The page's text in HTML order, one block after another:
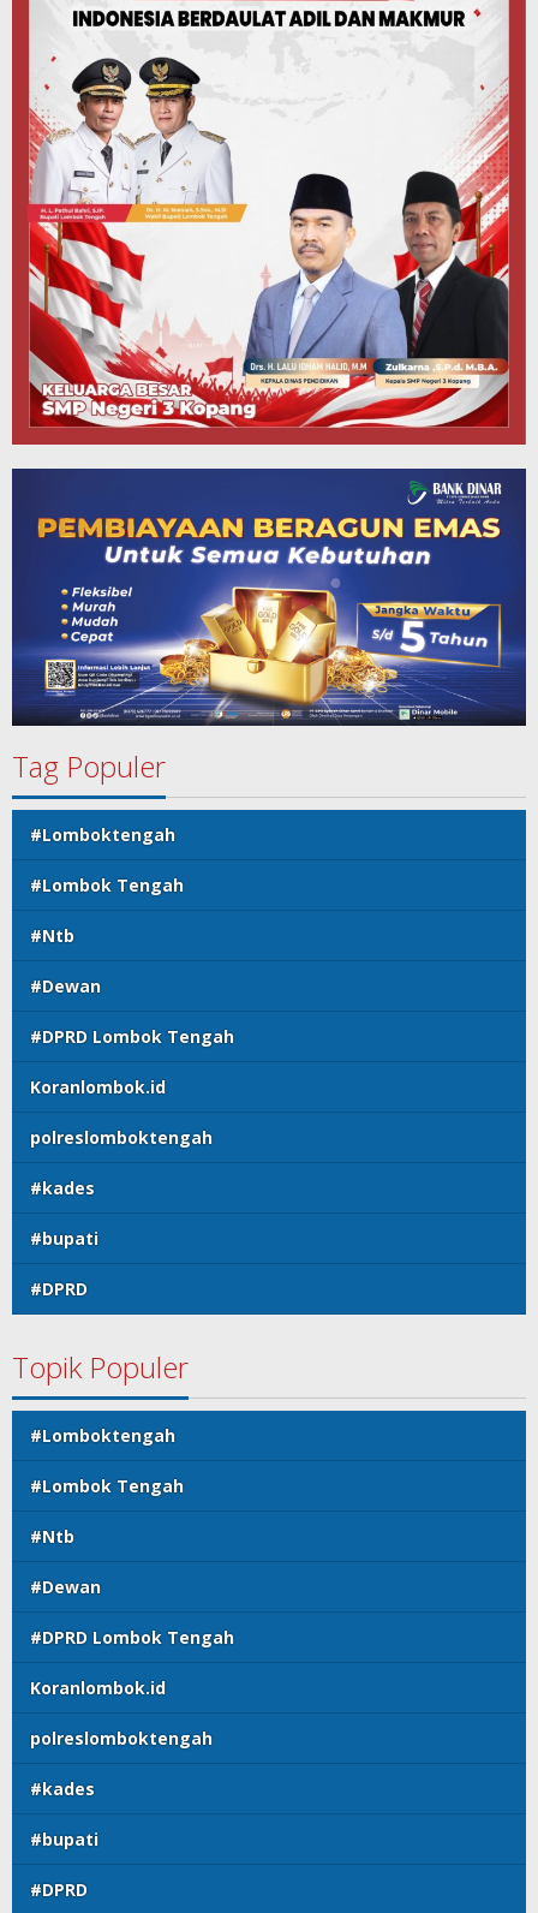
Tag Populer
#Lomboktengah
#Lombok Tengah
#Ntb
#Dewan
#DPRD Lombok Tengah
Koranlombok.id
polreslomboktengah
#kades
#bupati
#DPRD
Topik Populer
#Lomboktengah
#Lombok Tengah
#Ntb
#Dewan
#DPRD Lombok Tengah
Koranlombok.id
polreslomboktengah
#kades
#bupati
#DPRD